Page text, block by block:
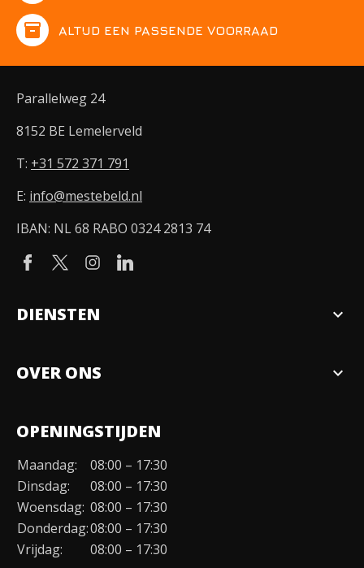
inventory ALTIJD EEN PASSENDE VOORRAAD
Parallelweg 24
8152 BE Lemelerveld
T: +31 572 371 791
E: info@mestebeld.nl
IBAN: NL 68 RABO 0324 2813 74
DIENSTEN expand_more
OVER ONS expand_more
Organisatie
Duurzaamheid
Werken bij
Contact
OPENINGSTIJDEN
Maandag:
08:00 – 17:30
Dinsdag:
08:00 – 17:30
Woensdag: 08:00 – 17:30
Donderdag:08:00 – 17:30
Vrijdag:
08:00 – 17:30